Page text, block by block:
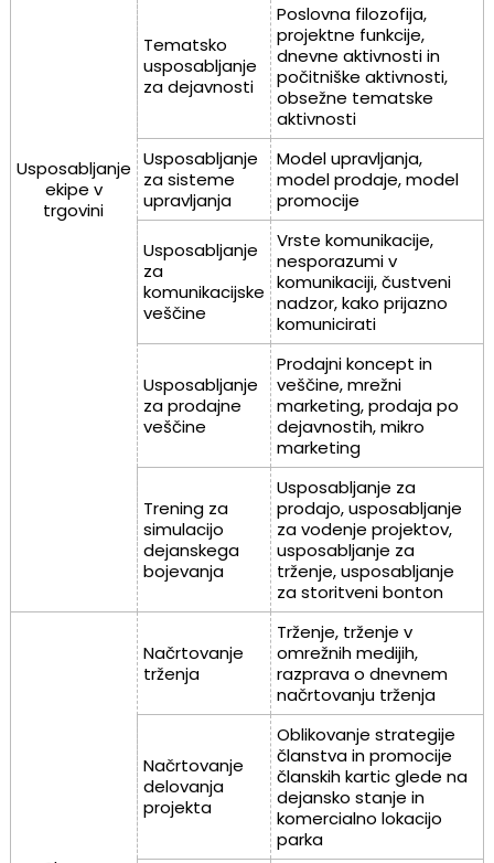
Usposabljanje
ekipe v
trgovini
Tematsko
usposabljanje
za dejavnosti
Poslovna filozofija,
projektne funkcije,
dnevne aktivnosti in
počitniške aktivnosti,
obsežne tematske
aktivnosti
Usposabljanje
za sisteme
upravljanja
Model upravljanja,
model prodaje, model
promocije
Usposabljanje
za
komunikacijske
veščine
Vrste komunikacije,
nesporazumi v
komunikaciji, čustveni
nadzor, kako prijazno
komunicirati
Usposabljanje
za prodajne
veščine
Prodajni koncept in
veščine, mrežni
marketing, prodaja po
dejavnostih, mikro
marketing
Trening za
simulacijo
dejanskega
bojevanja
Usposabljanje za
prodajo, usposabljanje
za vodenje projektov,
usposabljanje za
trženje, usposabljanje
za storitveni bonton
Načrtovanje
trženja
Trženje, trženje v
omrežnih medijih,
razprava o dnevnem
načrtovanju trženja
Načrtovanje
delovanja
projekta
Oblikovanje strategije
članstva in promocije
članskih kartic glede na
dejansko stanje in
komercialno lokacijo
parka